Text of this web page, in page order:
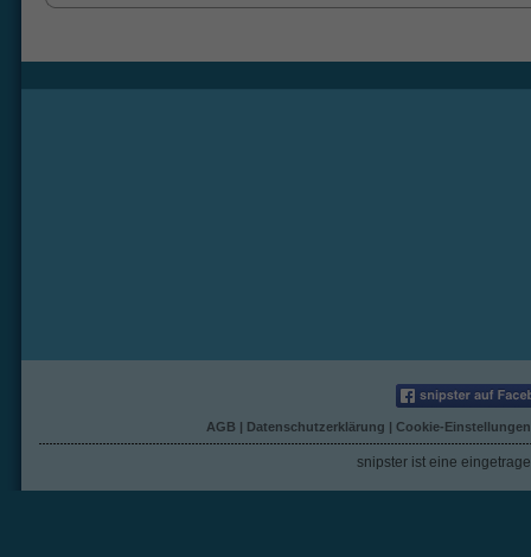
AGB | Datenschutzerklärung | Cookie-Einstellungen
snipster ist eine